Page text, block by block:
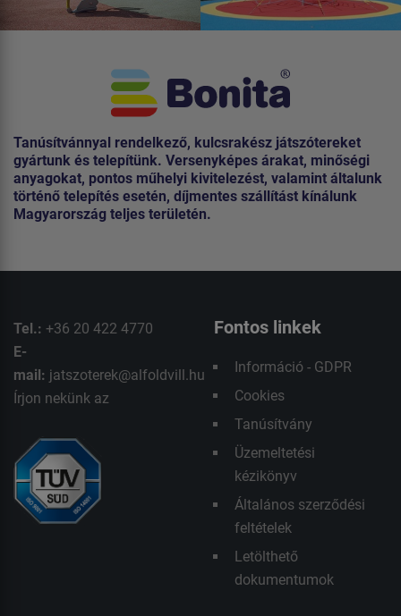
Tanúsítvánnyal rendelkező, kulcsrakész játszótereket
gyártunk és telepítünk. Versenyképes árakat, minőségi
anyagokat, pontos műhelyi kivitelezést, valamint általunk
történő telepítés esetén, díjmentes szállítást kínálunk
Magyarország teljes területén.
Tel.: +36 20 422 4770
E-
mail: jatszoterek@alfoldvill.hu
Írjon nekünk az
Fontos linkek
Információ - GDPR
Cookies
Tanúsítvány
Üzemeltetési
kézikönyv
Általános szerződési
feltételek
Letölthető
dokumentumok